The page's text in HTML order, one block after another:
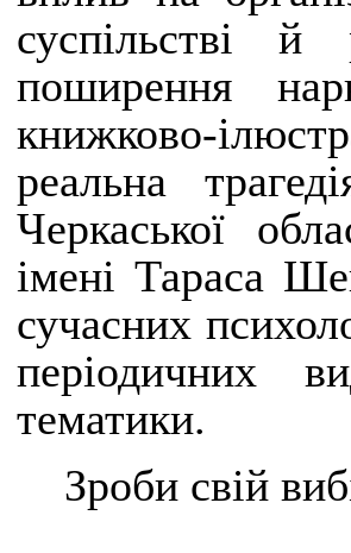
суспільстві й
поширення
книжково-
реальна
Черкаської
імені Тараса
сучасних
періодичних
тематики.
Зроби свій